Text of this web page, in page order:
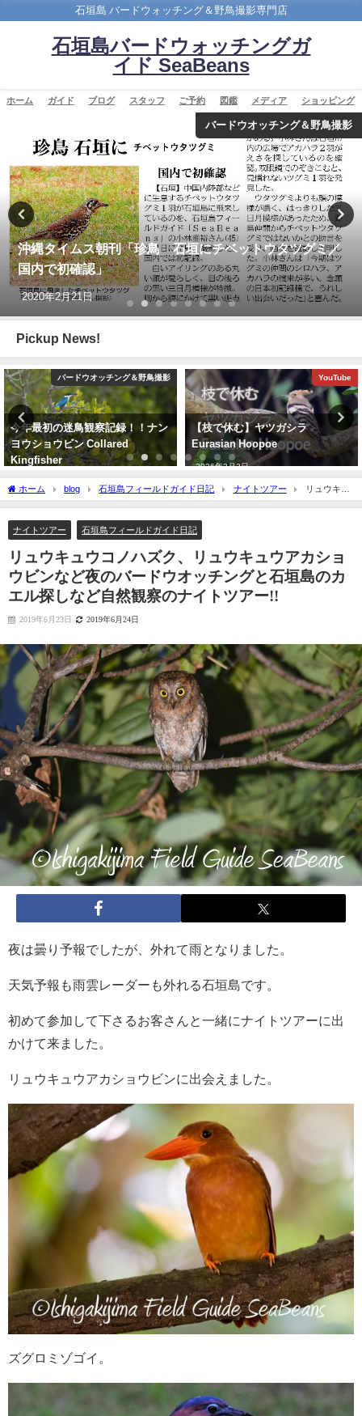
石垣島 バードウォッチング＆野鳥撮影専門店
石垣島バードウォッチングガ
イド SeaBeans
ホーム ガイド ブログ スタッフ ご予約 図鑑 メディア ショッピング
ウタツグミ／
バード
今年最初の迷鳥観察記録！！ナンヨウ
Collared Kingfisher
2022年4月7日
Pickup News!
ング＆野鳥撮影
録！！ナン
YouTube
【枝で休む】ヤツガシラ
Eurasian Hoopoe
2026年3月3日
バードウオ
沖縄タイムス朝刊
チベットウタツグ
認」
ホーム blog 石垣島フィールドガイド日記 ナイトツアー
リュウキュ
ウコノハズク、リュウキュウアカショウビンなど夜のバードウオッチングと石垣島の
ナイトツアー
石垣島フィールドガイド日記
リュウキュウコノハズク、リュウキュウアカショ
ウビンなど夜のバードウオッチングと石垣島のカ
エル探しなど自然観察のナイトツアー!!
2019年6月23日 2019年6月24日
夜は曇り予報でしたが、外れて雨となりました。
天気予報も雨雲レーダーも外れる石垣島です。
初めて参加して下さるお客さんと一緒にナイトツアーに出
かけて来ました。
リュウキュウアカショウビンに出会えました。
ズグロミゾゴイ。